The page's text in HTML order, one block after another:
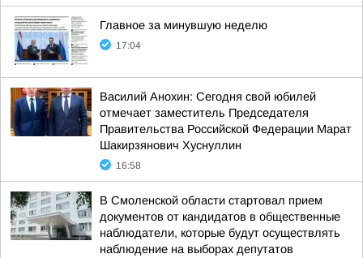
Главное за минувшую неделю
17:04
Василий Анохин: Сегодня свой юбилей
отмечает заместитель Председателя
Правительства Российской Федерации Марат
Шакирзянович Хуснуллин
16:58
В Смоленской области стартовал прием
документов от кандидатов в общественные
наблюдатели, которые будут осуществлять
наблюдение на выборах депутатов